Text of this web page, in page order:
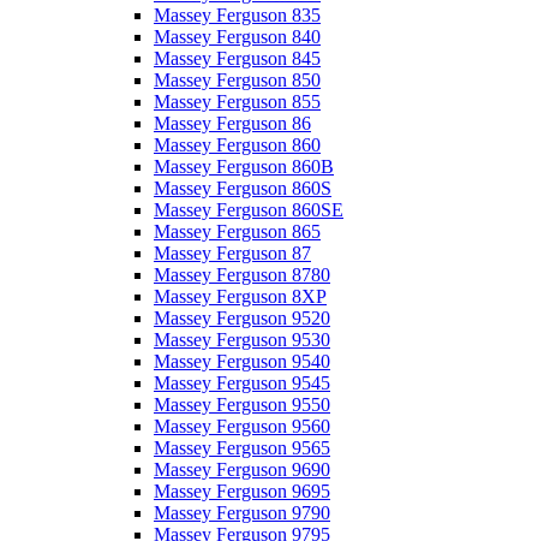
Massey Ferguson 835
Massey Ferguson 840
Massey Ferguson 845
Massey Ferguson 850
Massey Ferguson 855
Massey Ferguson 86
Massey Ferguson 860
Massey Ferguson 860B
Massey Ferguson 860S
Massey Ferguson 860SE
Massey Ferguson 865
Massey Ferguson 87
Massey Ferguson 8780
Massey Ferguson 8XP
Massey Ferguson 9520
Massey Ferguson 9530
Massey Ferguson 9540
Massey Ferguson 9545
Massey Ferguson 9550
Massey Ferguson 9560
Massey Ferguson 9565
Massey Ferguson 9690
Massey Ferguson 9695
Massey Ferguson 9790
Massey Ferguson 9795